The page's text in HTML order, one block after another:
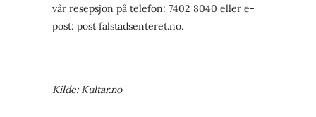
vår resepsjon på telefon: 7402 8040 eller e-
post: post falstadsenteret.no.
Kilde: Kultar.no